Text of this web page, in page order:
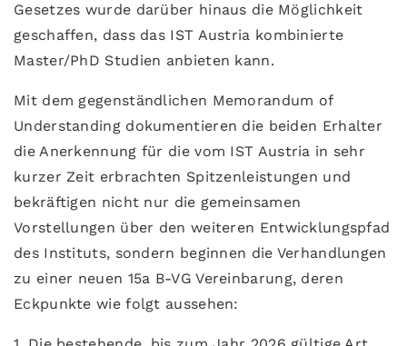
Gesetzes wurde darüber hinaus die Möglichkeit
geschaffen, dass das IST Austria kombinierte
Master/PhD Studien anbieten kann.
Mit dem gegenständlichen Memorandum of
Understanding dokumentieren die beiden Erhalter
die Anerkennung für die vom IST Austria in sehr
kurzer Zeit erbrachten Spitzenleistungen und
bekräftigen nicht nur die gemeinsamen
Vorstellungen über den weiteren Entwicklungspfad
des Instituts, sondern beginnen die Verhandlungen
zu einer neuen 15a B-VG Vereinbarung, deren
Eckpunkte wie folgt aussehen: